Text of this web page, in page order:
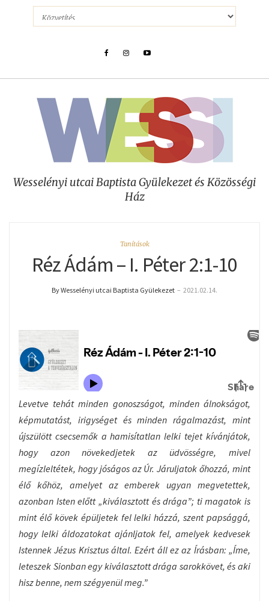
Wesselényi utcai Baptista Gyülekezet és Közösségi
Ház
Tanítások
Réz Ádám – I. Péter 2:1-10
By Wesselényi utcai Baptista Gyülekezet – 2021.02.14.
Levetve tehát minden gonoszságot, minden álnokságot,
képmutatást, irigységet és minden rágalmazást, mint
újszülött csecsemők a hamisítatlan lelki tejet kívánjátok,
hogy azon növekedjetek az üdvösségre, mivel
megízleltétek, hogy jóságos az Úr. Járuljatok őhozzá, mint
élő kőhöz, amelyet az emberek ugyan megvetettek,
azonban Isten előtt „kiválasztott és drága”; ti magatok is
mint élő kövek épüljetek fel lelki házzá, szent papsággá,
hogy lelki áldozatokat ajánljatok fel, amelyek kedvesek
Istennek Jézus Krisztus által. Ezért áll ez az Írásban: „Íme,
leteszek Sionban egy kiválasztott drága sarokkövet, és aki
hisz benne, nem szégyenül meg.”